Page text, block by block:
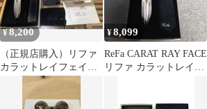
¥8,200
（正規店購入）リファ
カラットレイフェイス
ReFa CARAT RAY FACE
¥8,099
ReFa CARAT RAY FACE
リファ カラットレイフ